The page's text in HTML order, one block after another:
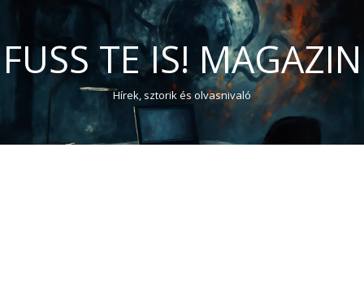
FUSS TE IS! MAGAZIN
Hírek, sztorik és olvasnivaló